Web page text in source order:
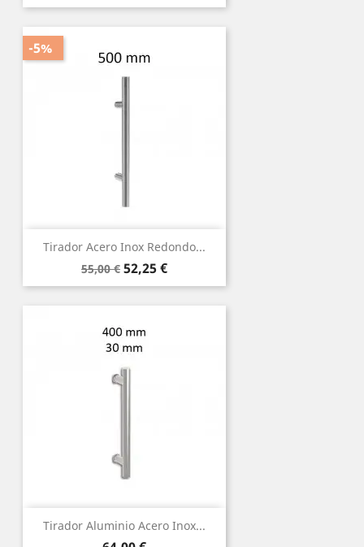
Tirador Acero Inox Redondo...
Precio
base
55,00 € Precio
52,25 €
-5%
Tirador Aluminio Acero Inox...